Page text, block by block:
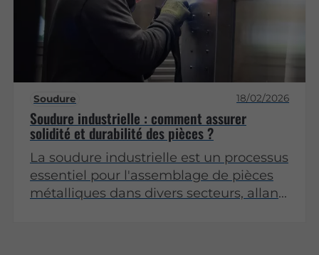
Soudure 18/02/2026
Soudure industrielle : comment assurer
solidité et durabilité des pièces ?
La soudure industrielle est un processus
essentiel pour l'assemblage de pièces
métalliques dans divers secteurs, allant